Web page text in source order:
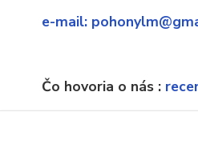
e-mail:
Čo hovoria o nás :